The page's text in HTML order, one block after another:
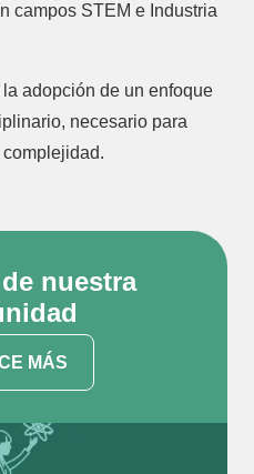
campos STEM e Industria
adopción de un enfoque
necesario para
nuestra
MÁS